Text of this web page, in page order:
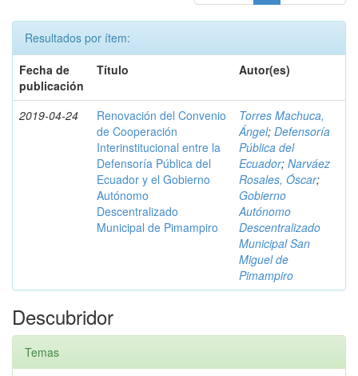
Resultados por ítem:
Fecha de
publicación
Título Autor(es)
2019-04-24
Renovación del Convenio
de Cooperación
Interinstitucional entre la
Defensoría Pública del
Ecuador y el Gobierno
Autónomo
Descentralizado
Municipal de Pimampiro
Torres Machuca,
Ángel; Defensoría
Pública del
Ecuador; Narváez
Rosales, Óscar;
Gobierno
Autónomo
Descentralizado
Municipal San
Miguel de
Pimampiro
Descubridor
Temas